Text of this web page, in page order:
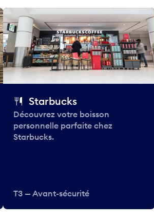
Starbucks
Découvrez votre boisson
personnelle parfaite chez
Starbucks.
T3 — Avant-sécurité